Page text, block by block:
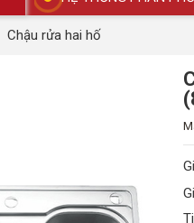
Chậu rửa hai hố